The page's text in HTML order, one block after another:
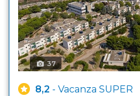
37
8,2 - Vacanza SUPER